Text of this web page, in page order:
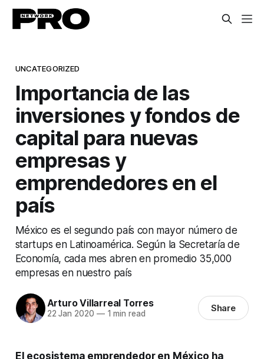
UNCATEGORIZED
Importancia de las
inversiones y fondos de
capital para nuevas
empresas y
emprendedores en el
país
México es el segundo país con mayor número de
startups en Latinoamérica. Según la Secretaría de
Economía, cada mes abren en promedio 35,000
empresas en nuestro país
Arturo Villarreal Torres
22 Jan 2020 —1 min read Share
El ecosistema emprendedor en México ha